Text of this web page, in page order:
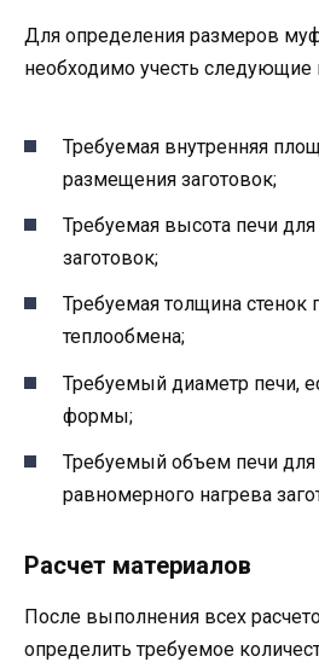
Для определения размеров
необходимо учесть следующие
Требуемая внутренняя
размещения заготовок;
Требуемая высота печи
заготовок;
Требуемая толщина стенок
теплообмена;
Требуемый диаметр печи,
формы;
Требуемый объем печи для
равномерного нагрева
Расчет материалов
После выполнения всех
определить требуемое